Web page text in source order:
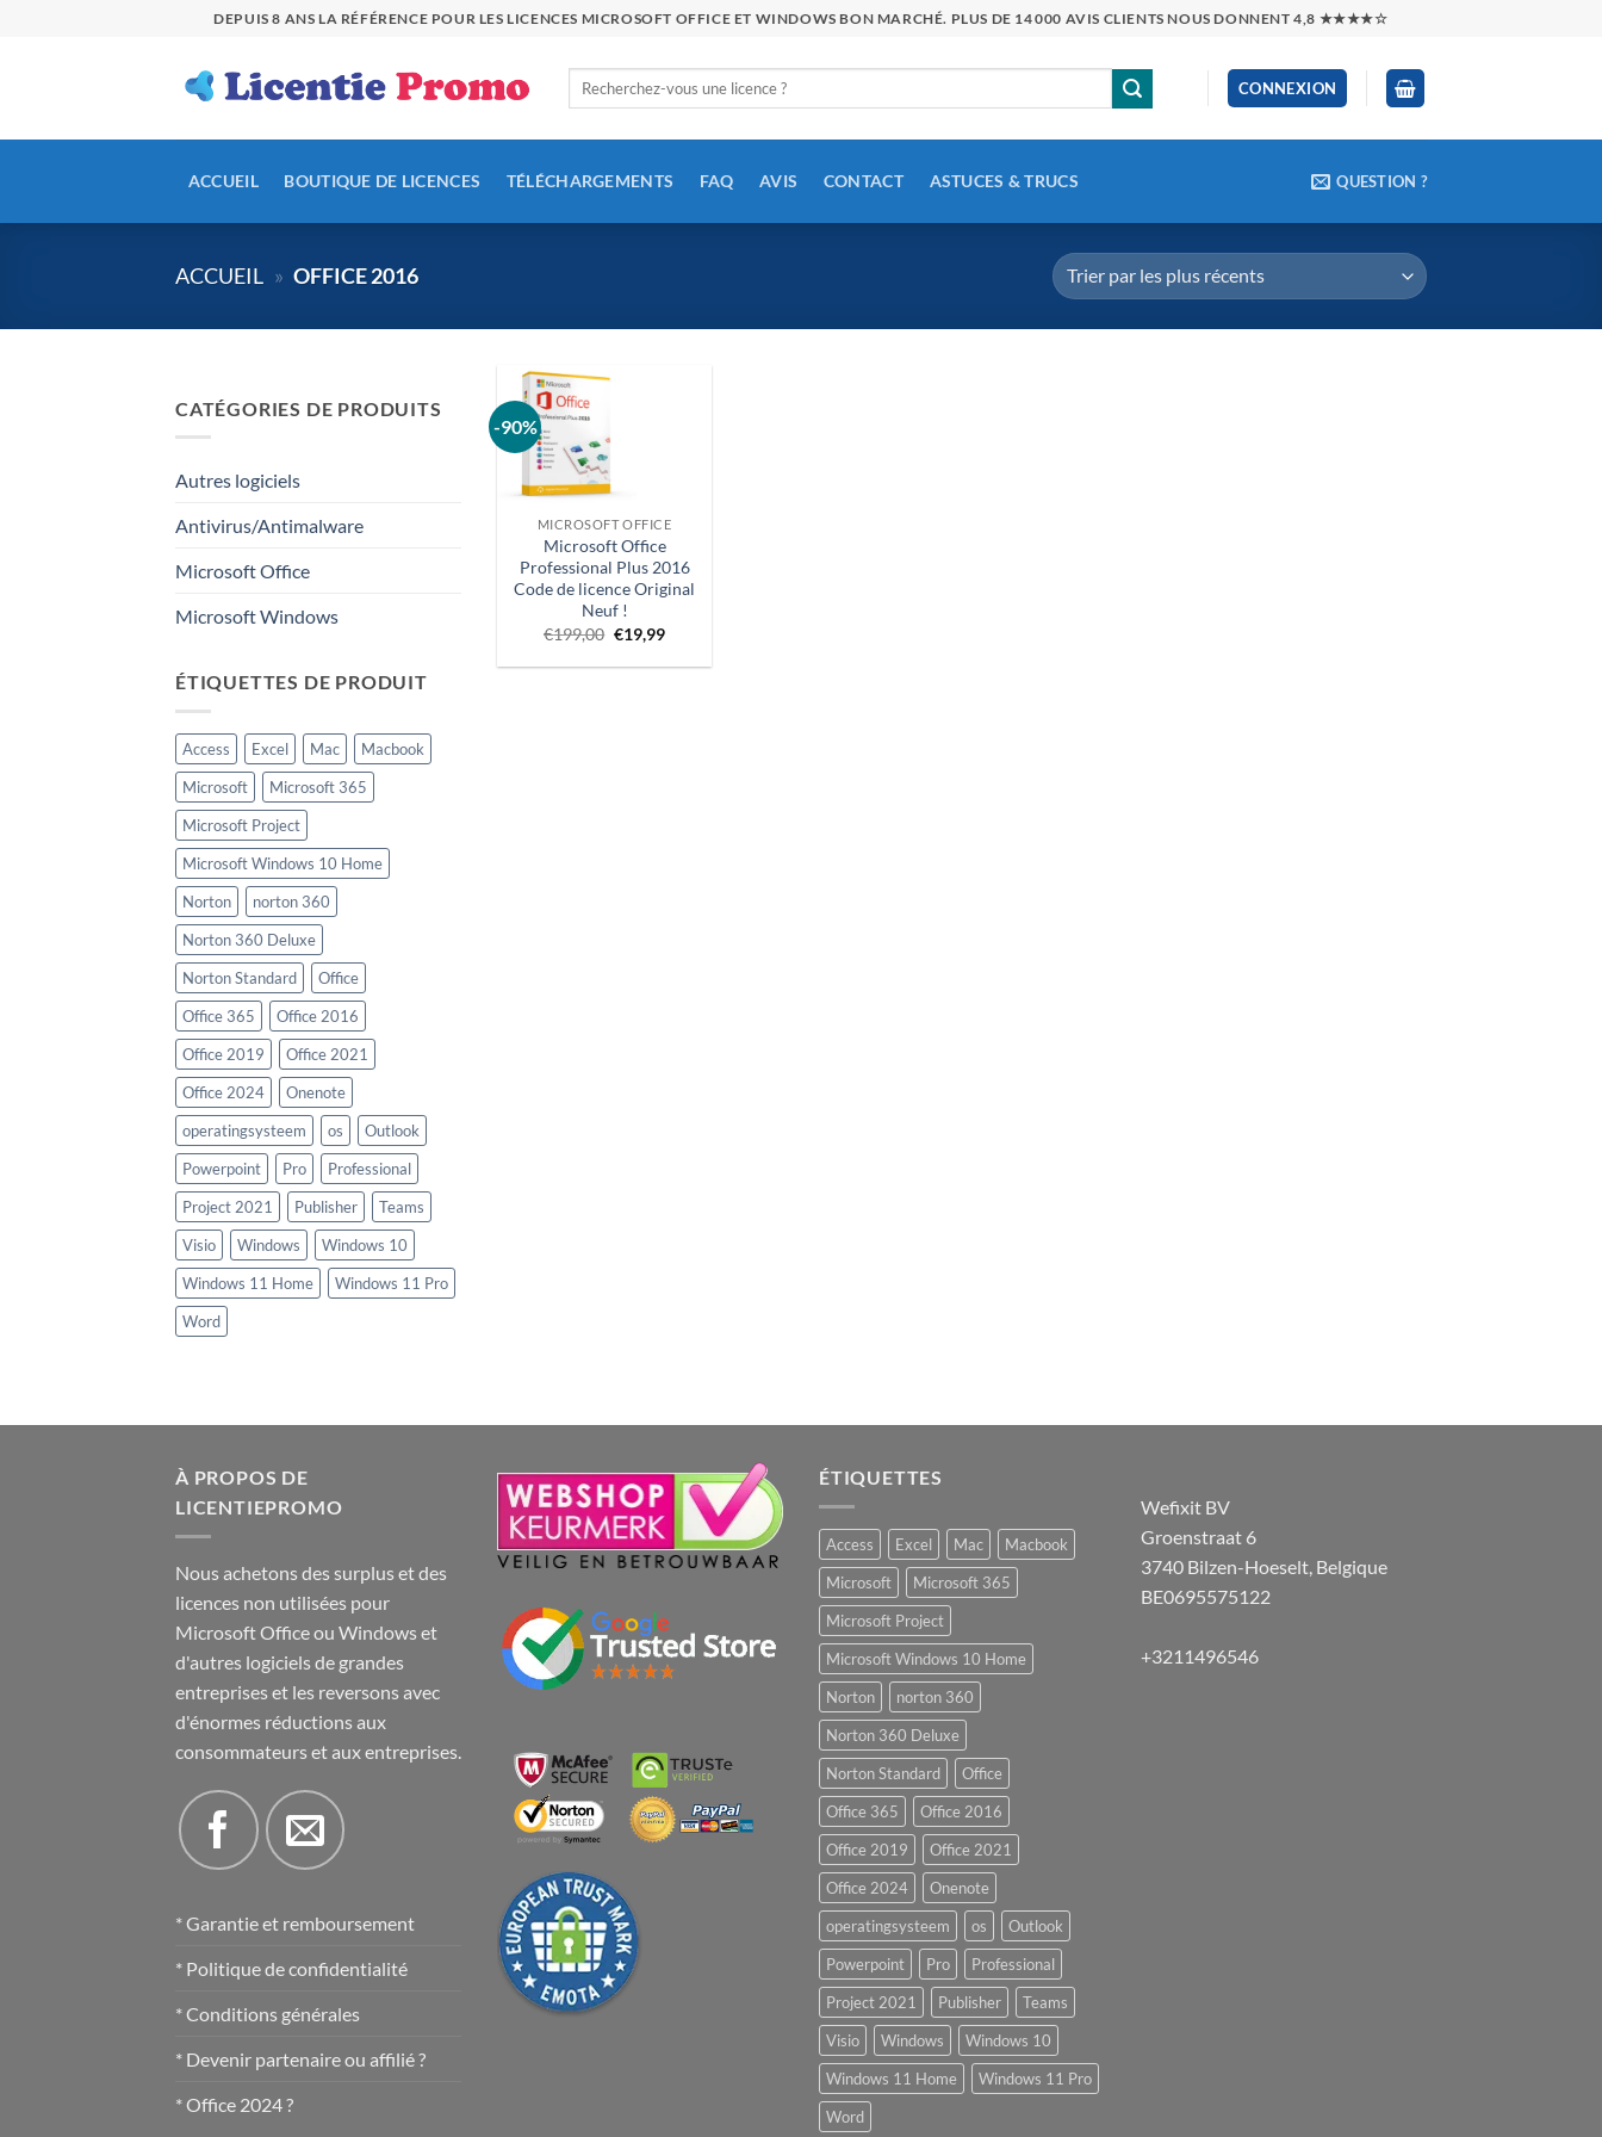
DEPUIS 8 ANS LA RÉFÉRENCE POUR LES LICENCES MICROSOFT OFFICE ET WINDOWS BON MARCHÉ. PLUS DE 14 000 AVIS CLIENTS NOUS DONNENT 4,8 ★★★★☆
Rechercher
CONNEXION
ACCUEIL BOUTIQUE DE LICENCES TÉLÉCHARGEMENTS FAQ AVIS CONTACT ASTUCES & TRUCS QUESTION ?
ACCUEIL » OFFICE 2016
CATÉGORIES DE PRODUITS
Autres logiciels
Antivirus/Antimalware
Microsoft Office
Microsoft Windows
ÉTIQUETTES DE PRODUIT
Access Excel Mac
Macbook
Microsoft
Microsoft 365
Microsoft Project
Microsoft Windows 10 Home
Norton
norton 360
Norton 360 Deluxe
Norton Standard
Office
Office 365
Office 2016
Office 2019
Office 2021
Office 2024
Onenote
operatingsysteem
os
Outlook
Powerpoint
Pro
Professional
Project 2021
Publisher
Teams
Visio
Windows
Windows 10
Windows 11 Home
Windows 11 Pro
Word
-90%
MICROSOFT OFFICE
Microsoft Office
Professional Plus 2016
Code de licence Original
Neuf !
€199,00 Le
d'origine
€19,99Prix
:
À PROPOS DE
LICENTIEPROMO
Nous achetons des surplus et des
licences non utilisées pour
Microsoft Office ou Windows et
d'autres logiciels de grandes
entreprises et les reversons avec
d'énormes réductions aux
consommateurs et aux entreprises.
* Garantie et remboursement
* Politique de confidentialité
* Conditions générales
* Devenir partenaire ou affilié ?
* Office 2024 ?
ÉTIQUETTES
Access Excel Mac
Macbook
Microsoft
Microsoft 365
Microsoft Project
Microsoft Windows 10 Home
Norton
norton 360
Norton 360 Deluxe
Norton Standard
Office
Office 365
Office 2016
Office 2019
Office 2021
Office 2024
Onenote
operatingsysteem
os
Outlook
Powerpoint
Pro
Professional
Project 2021
Publisher
Teams
Visio
Windows
Windows 10
Windows 11 Home
Windows 11 Pro
Word
Wefixit BV
Groenstraat 6
3740 Bilzen-Hoeselt, Belgique
BE0695575122
+3211496546